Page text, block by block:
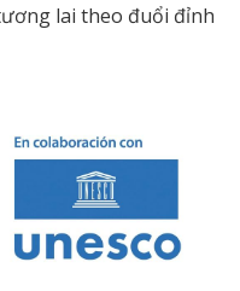
lai theo đuổi đỉnh